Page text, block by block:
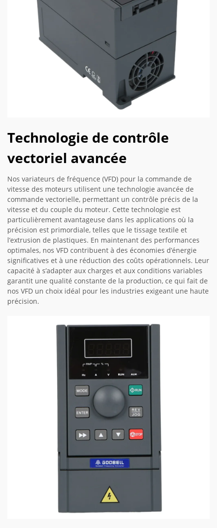
Technologie de contrôle
vectoriel avancée
Nos variateurs de fréquence (VFD) pour la commande de
vitesse des moteurs utilisent une technologie avancée de
commande vectorielle, permettant un contrôle précis de la
vitesse et du couple du moteur. Cette technologie est
particulièrement avantageuse dans les applications où la
précision est primordiale, telles que le tissage textile et
l’extrusion de plastiques. En maintenant des performances
optimales, nos VFD contribuent à des économies d’énergie
significatives et à une réduction des coûts opérationnels. Leur
capacité à s’adapter aux charges et aux conditions variables
garantit une qualité constante de la production, ce qui fait de
nos VFD un choix idéal pour les industries exigeant une haute
précision.